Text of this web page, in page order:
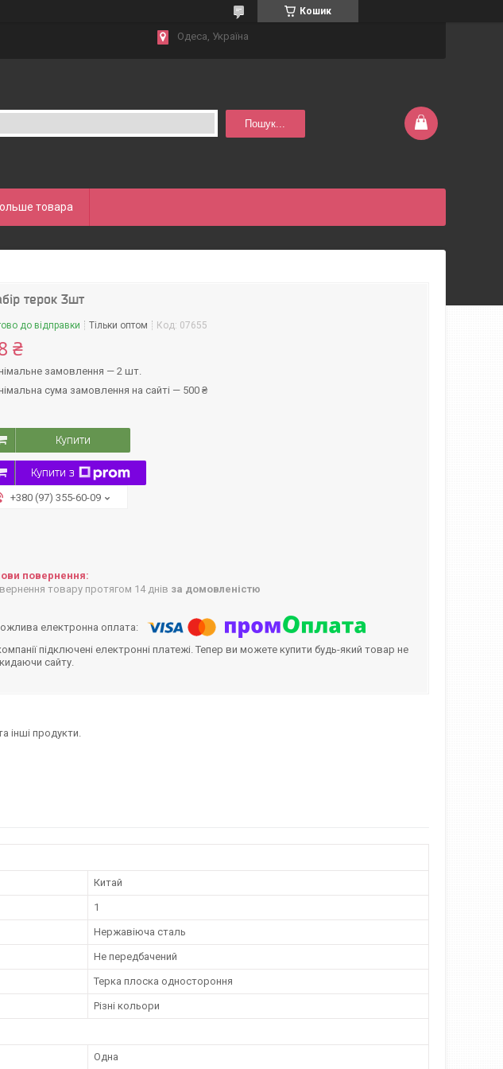
Кошик
Одеса, Україна
Пошук...
товара
терок 3шт
до відправки Тільки оптом Код: 07655
₴
замовлення — 2 шт.
сума замовлення на сайті — 500 ₴
Купити
Купити з
+380 (97) 355-60-09
товару протягом 14 днів за домовленістю
підключені електронні платежі. Тепер ви можете купити будь-який товар не
сайту.
інші продукти.
Китай
1
Нержавіюча сталь
Не передбачений
Терка плоска одностороння
Різні кольори
Одна